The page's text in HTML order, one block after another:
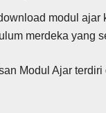
modul
merdeka yang
Modul Ajar